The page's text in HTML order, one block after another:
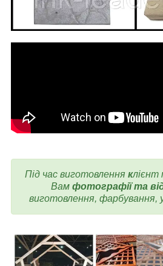
Під час виготовленняклієнт
Вам фотографії та
виготовлення, фарбування,